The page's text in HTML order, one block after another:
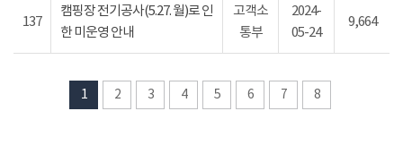
137
캠핑장 전기공사(5.27. 월)로 인
한 미운영 안내
고객소
통부
2024-
05-24
9,664
1 2 3 4 5 6 7 8